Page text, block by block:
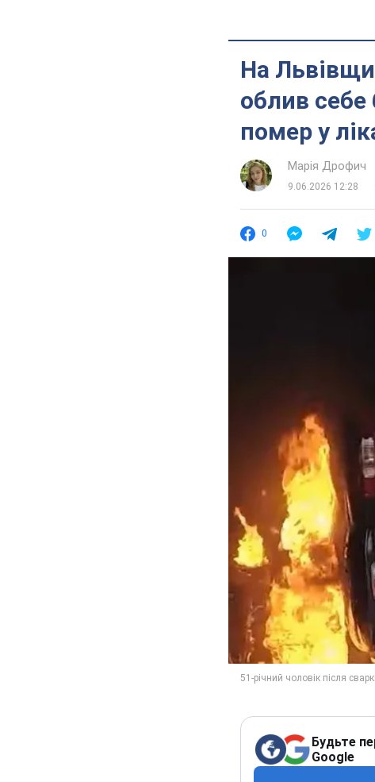
На
облив себе
помер у
Марія Дрофич
9.06.2026 12:28
0
Будьте
Google